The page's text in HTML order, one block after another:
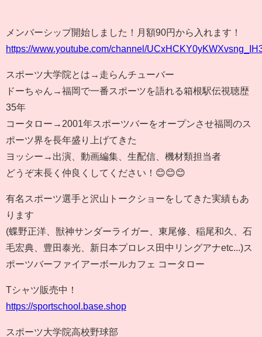
メンバーシップ開始しました！月額90円から入れます！
https://www.youtube.com/channel/
スポーツ大学院とは→走らんチューバー
ドーちゃん→福岡で一番スポーツを語れる箱根駅伝視聴歴
35年
コータロー→2001年スポーツバーをオープンさせ福岡のス
ポーツ界を長年盛り上げてきた
ヨッシー→出演、動画編集、生配信、機材類担当者
どうぞ末長く仲良くしてください！😊😊😊
有名スポーツ選手と沢山トークショーをしてきた実績もあ
ります
(蝶野正洋、獣神サンダーライガー、東尾修、稲尾和久、石
毛宏典、豊田泰光、新日本プロレス田中リングアナetc...)ス
ポーツバーファイアーボールカフェ コータロー
Tシャツ販売中！
https://sportschool.base.shop
スポーツ大学院高校野球部